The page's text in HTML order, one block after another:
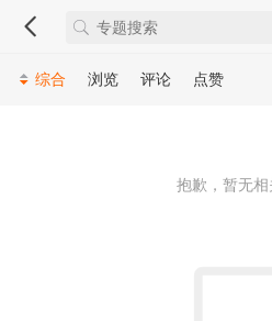
综合 浏览 评论 点赞
抱歉，暂无相